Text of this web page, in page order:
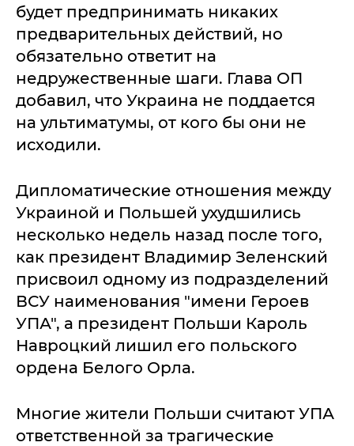
будет предпринимать никаких
предварительных действий, но
обязательно ответит на
недружественные шаги. Глава ОП
добавил, что Украина не поддается
на ультиматумы, от кого бы они не
исходили.
Дипломатические отношения между
Украиной и Польшей ухудшились
несколько недель назад после того,
как президент Владимир Зеленский
присвоил одному из подразделений
ВСУ наименования "имени Героев
УПА", а президент Польши Кароль
Навроцкий лишил его польского
ордена Белого Орла.
Многие жители Польши считают УПА
ответственной за трагические